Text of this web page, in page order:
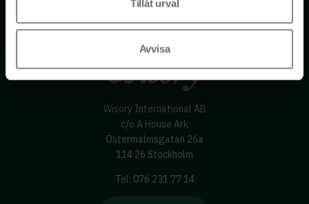
Tillåt urval
Avvisa
Wisory International AB
c/o A House Ark
Östermalmsgatan 26a
114 26 Stockholm
Tel: 076 231 77 14